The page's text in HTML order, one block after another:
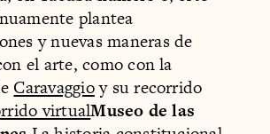
plantea
y nuevas maneras de
el arte, como con la
Caravaggioy su recorrido
virtualMuseo de las